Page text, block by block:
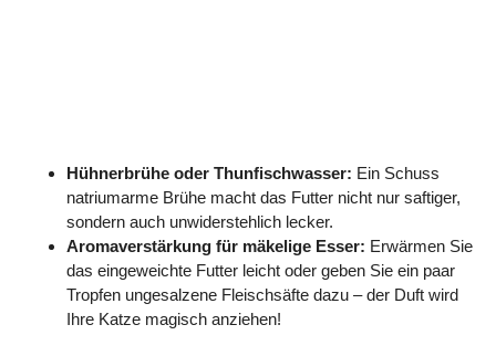
Hühnerbrühe oder Thunfischwasser: Ein Schuss
natriumarme Brühe macht das Futter nicht nur saftiger,
sondern auch unwiderstehlich lecker.
Aromaverstärkung für mäkelige Esser: Erwärmen Sie
das eingeweichte Futter leicht oder geben Sie ein paar
Tropfen ungesalzene Fleischsäfte dazu – der Duft wird
Ihre Katze magisch anziehen!